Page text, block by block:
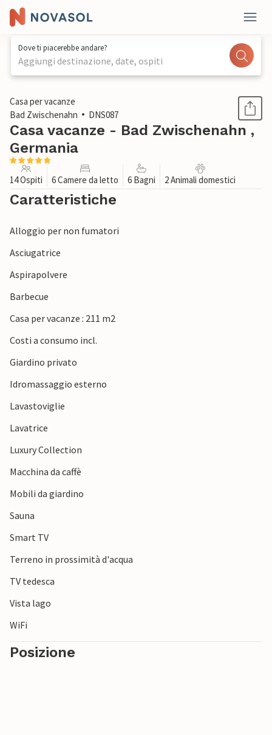
Dove ti piacerebbe andare?
Aggiungi destinazione, date, ospiti
1 / 1
Casa per vacanze
Bad Zwischenahn
DNS087
Casa vacanze - Bad Zwischenahn ,
Germania
14 Ospiti 6 Camere da letto 6 Bagni 2 Animali domestici
Caratteristiche
Alloggio per non fumatori
Asciugatrice
Aspirapolvere
Barbecue
Casa per vacanze : 211 m2
Costi a consumo incl.
Giardino privato
Idromassaggio esterno
Lavastoviglie
Lavatrice
Luxury Collection
Macchina da caffè
Mobili da giardino
Sauna
Smart TV
Terreno in prossimità d'acqua
TV tedesca
Vista lago
WiFi
Posizione